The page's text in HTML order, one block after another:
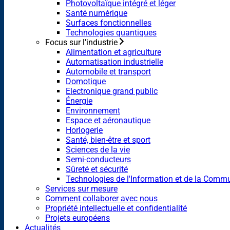
Photovoltaïque intégré et léger
Santé numérique
Surfaces fonctionnelles
Technologies quantiques
Focus sur l'industrie
Alimentation et agriculture
Automatisation industrielle
Automobile et transport
Domotique
Electronique grand public
Énergie
Environnement
Espace et aéronautique
Horlogerie
Santé, bien-être et sport
Sciences de la vie
Semi-conducteurs
Sûreté et sécurité
Technologies de l'Information et de la
Services sur mesure
Comment collaborer avec nous
Propriété intellectuelle et confidentialité
Projets européens
Actualités